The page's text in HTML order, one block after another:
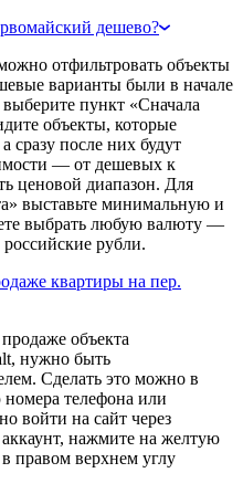
дешево?
отфильтровать объекты
варианты были в начале
пункт «Сначала
объекты, которые
сразу после них будут
— от дешевых к
ценовой диапазон. Для
выставьте минимальную и
выбрать любую валюту —
рубли.
квартиры на пер.
объекта
нужно быть
Сделать это можно в
телефона или
войти на сайт через
нажмите на желтую
правом верхнем углу